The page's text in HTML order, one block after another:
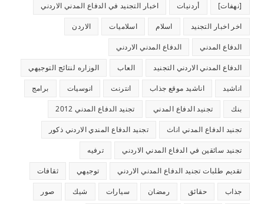
[نهفات] أردنيات اخبار التجنيد في الدفاع المدني الاردني
اخر اخبار التجنيد اسلام اسلاميات الاردن
الدفاع المدني الدفاع المدني الاردني
الدفاع المدني الاردني التجنيد العاب الوزاره لنتائج التوجيهي
اناشيد اناشيد موقع جذاب انترنت انوسيات برامج
بنك تجنيد الدفاع المدني تجنيد الدفاع المدني 2012
تجنيد الدفاع المدني اناث تجنيد الدفاع المندي الاردني ذكور
تجنيد سائقين في الدفاع المدني الاردني ترفيه
تقديم طلبات تجنيد الدفاع المدني الاردني توجيهي ثقافات
جذاب حقائق رمضان سيارات شيك صور